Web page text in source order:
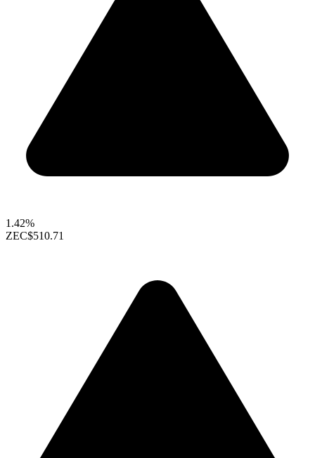
1.42%
ZEC$510.71